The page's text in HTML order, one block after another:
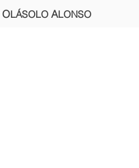
OLÁSOLOALONSO